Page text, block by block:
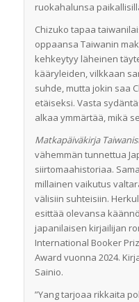
ruokahalunsa
Chizuko tapaa
oppaansa Taiwanin
kehkeytyy läheinen
kääryleiden, vilkkaan
suhde, mutta jokin saa
etäiseksi. Vasta
alkaa ymmärtää, mikä
Matkapäiväkirja
vähemmän tunnettua
siirtomaahistoriaa.
millainen vaikutus
välisiin suhteisiin.
esittää olevansa
japanilaisen kirjailijan
International Booker
Award vuonna 2024.
Sainio.
”Yang tarjoaa rikkaita